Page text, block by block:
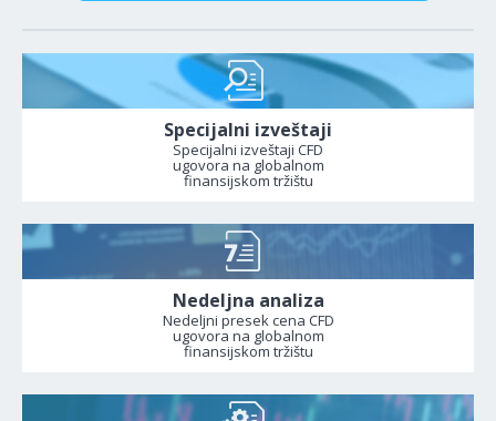
Specijalni izveštaji
Specijalni izveštaji CFD
ugovora na globalnom
finansijskom tržištu
Nedeljna analiza
Nedeljni presek cena CFD
ugovora na globalnom
finansijskom tržištu